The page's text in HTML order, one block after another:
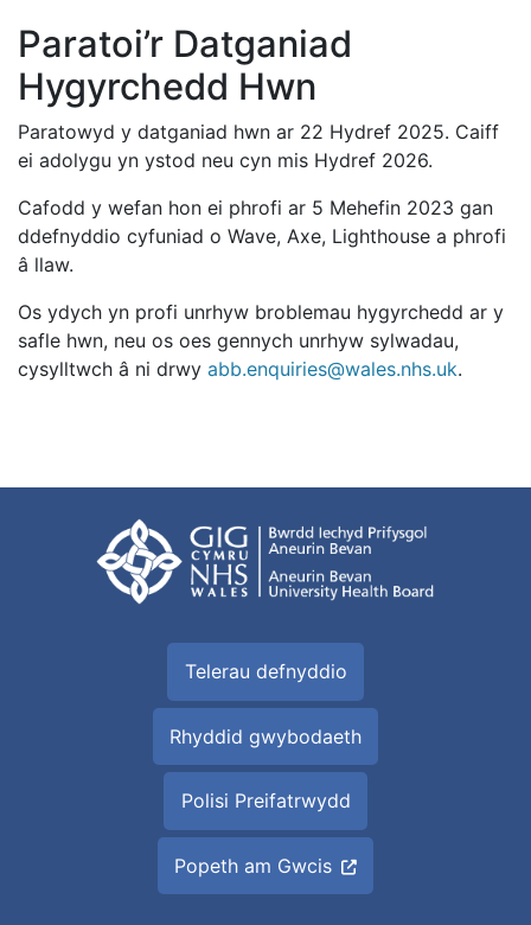
Paratoi’r Datganiad
Hygyrchedd Hwn
Paratowyd y datganiad hwn ar 22 Hydref 2025. Caiff
ei adolygu yn ystod neu cyn mis Hydref 2026.
Cafodd y wefan hon ei phrofi ar 5 Mehefin 2023 gan
ddefnyddio cyfuniad o Wave, Axe, Lighthouse a phrofi
â llaw.
Os ydych yn profi unrhyw broblemau hygyrchedd ar y
safle hwn, neu os oes gennych unrhyw sylwadau,
cysylltwch â ni drwy abb.enquiries@wales.nhs.uk.
Telerau defnyddio
Rhyddid gwybodaeth
Polisi Preifatrwydd
Popeth am Gwcis